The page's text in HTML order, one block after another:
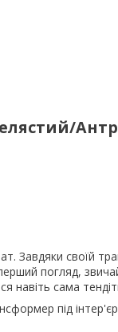
Завдяки своїй
погляд,
навіть сама
під